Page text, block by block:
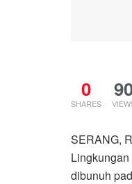
0
SHARES
SERANG,
dibunuh